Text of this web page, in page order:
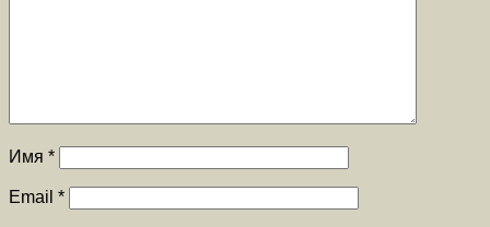
Имя *
Email *